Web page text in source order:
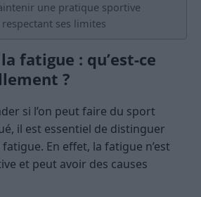
une pratique sportive
ses limites
fatigue : qu’est-ce
?
si l’on peut faire du sport
il est essentiel de distinguer
En effet, la fatigue n’est
et peut avoir des causes